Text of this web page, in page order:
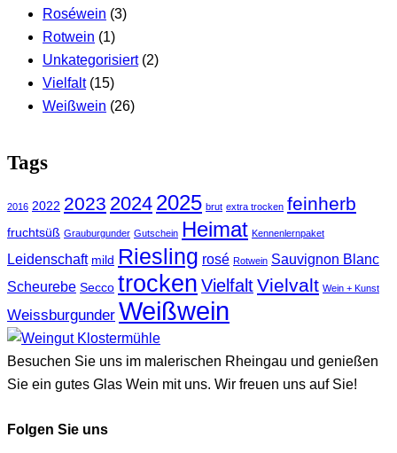
Roséwein (3)
Rotwein (1)
Unkategorisiert (2)
Vielfalt (15)
Weißwein (26)
Tags
2016 2022 2023 2024 2025 brut extra trocken feinherb
fruchtsüß Grauburgunder Gutschein Heimat Kennenlernpaket
Leidenschaft mild Riesling rosé Rotwein Sauvignon Blanc
Scheurebe Secco trocken VielfaltVielvalt Wein + Kunst
Weissburgunder Weißwein
Besuchen Sie uns im malerischen Rheingau und genießen
Sie ein gutes Glas Wein mit uns. Wir freuen uns auf Sie!
Folgen Sie uns